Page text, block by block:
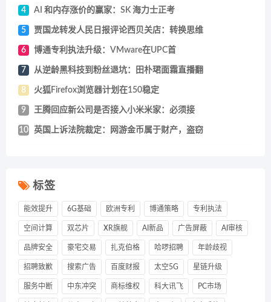
4 AI 和内存涨价的赢家：SK 海力士正考
5 贾国龙转发人民日报评论西贝关店：转换思维
6 博通专利执法升级：VMware在UPC首
7 从逆龄黑科技到粉丝退坑：田朴珺面霜直播翻
8 火狐Firefox浏览器计划在150稳定
9 王腾回应新公司是否接入小米米家：必须接
10 英国上诉法院裁定：网游金币属于财产，盗窃
标签
能效提升 6G基础 欧洲专利 博通策略 专利执法
空间计算 双芯片 XR旗舰 AI新品 广告屏蔽 AI审核
品牌安全 豪宅交易 扎克伯格 哈啰招聘 年龄歧视
招聘致歉 搜索广告 百度财报 太空5G 星链升级
服务中断 中东冲突 商标维权 科大讯飞 PC市场